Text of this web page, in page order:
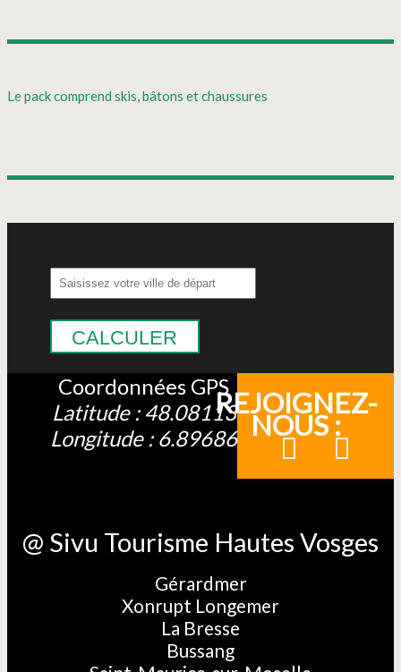
Le pack comprend skis, bâtons et chaussures
CALCULER
Coordonnées GPS
Latitude : 48.08113
Longitude : 6.89686
REJOIGNEZ-
NOUS :
@ Sivu Tourisme Hautes Vosges
Gérardmer
Xonrupt Longemer
La Bresse
Bussang